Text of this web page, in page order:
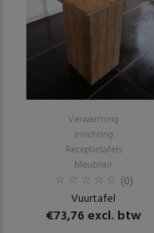
Verwarming
Inrichting
Receptietafels
Meubilair
(0)
Vuurtafel
€73,76 excl. btw